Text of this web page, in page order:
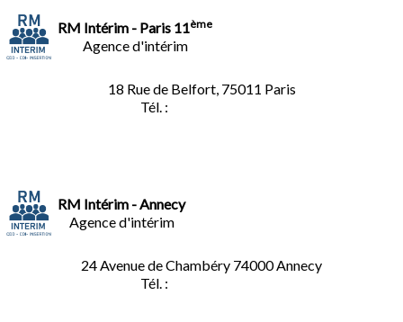
RM Intérim - Paris 11ème
Agence d'intérim
18 Rue de Belfort, 75011 Paris
Tél. :
RM Intérim - Annecy
Agence d'intérim
24 Avenue de Chambéry 74000 Annecy
Tél. :